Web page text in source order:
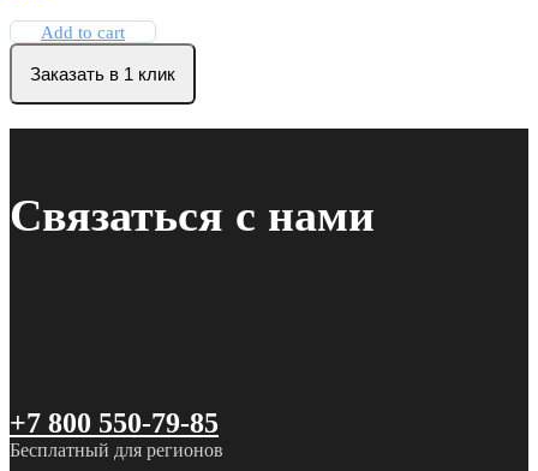
Add to cart
Заказать в 1 клик
Связаться с нами
+7 800 550-79-85
Бесплатный для регионов